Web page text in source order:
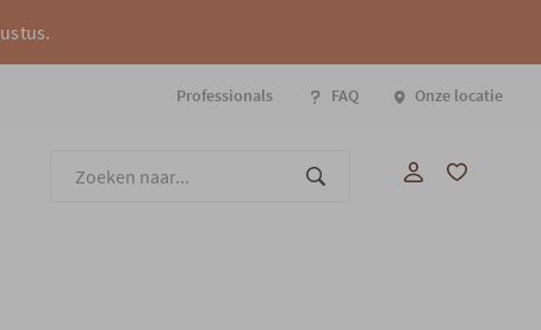
Professionals FAQ Onze locatie